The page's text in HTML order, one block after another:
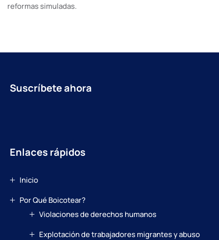
reformas simuladas.
Suscríbete ahora
Enlaces rápidos
Inicio
Por Qué Boicotear?
Violaciones de derechos humanos
Explotación de trabajadores migrantes y abuso